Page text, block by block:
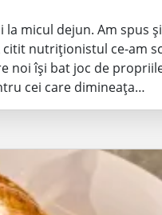
micul dejun. Am spus
citit nutriționistul ce-am
noi își bat joc de
cei care dimineața…